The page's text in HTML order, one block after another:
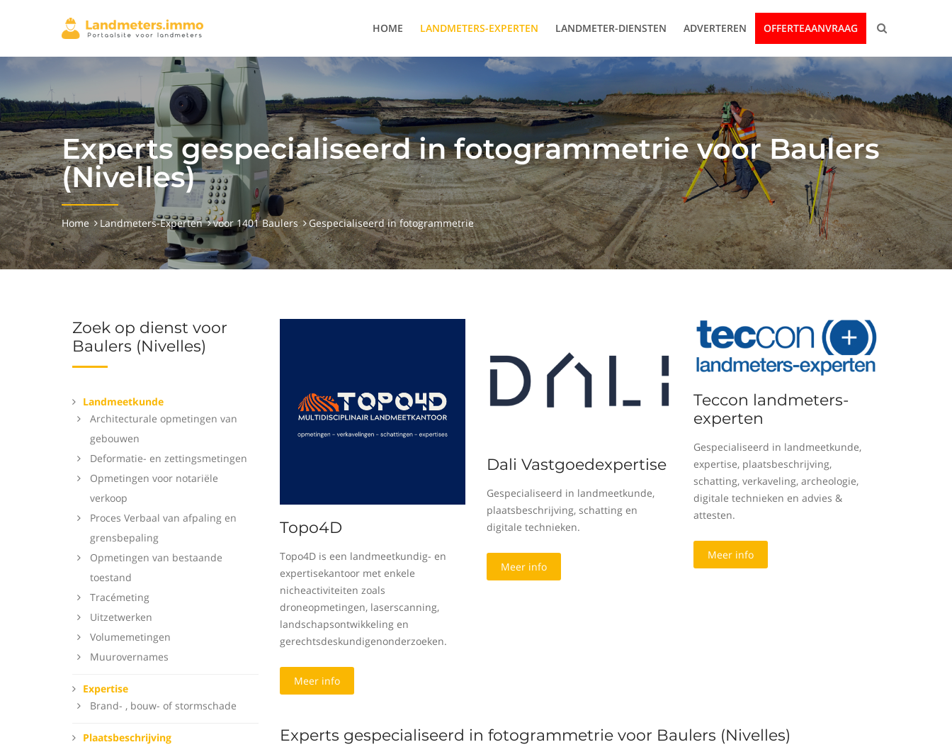
HOME LANDMETERS-EXPERTEN LANDMETER-DIENSTEN ADVERTEREN OFFERTEAANVRAAG
Experts gespecialiseerd in fotogrammetrie voor Baulers
(Nivelles)
Home Landmeters-Experten voor 1401 Baulers Gespecialiseerd in fotogrammetrie
Zoek op dienst voor
Baulers (Nivelles)
Landmeetkunde
Architecturale opmetingen van
gebouwen
Deformatie- en zettingsmetingen
Opmetingen voor notariële
verkoop
Proces Verbaal van afpaling en
grensbepaling
Opmetingen van bestaande
toestand
Tracémeting
Uitzetwerken
Volumemetingen
Muurovernames
Expertise
Brand- , bouw- of stormschade
Plaatsbeschrijving
Topo4D
Topo4D is een landmeetkundig- en
expertisekantoor met enkele
nicheactiviteiten zoals
droneopmetingen, laserscanning,
landschapsontwikkeling en
gerechtsdeskundigenonderzoeken.
Meer info
Dali Vastgoedexpertise
Gespecialiseerd in landmeetkunde,
plaatsbeschrijving, schatting en
digitale technieken.
Meer info
Teccon landmeters-
experten
Gespecialiseerd in landmeetkunde,
expertise, plaatsbeschrijving,
schatting, verkaveling, archeologie,
digitale technieken en advies &
attesten.
Meer info
Experts gespecialiseerd in fotogrammetrie voor Baulers (Nivelles)